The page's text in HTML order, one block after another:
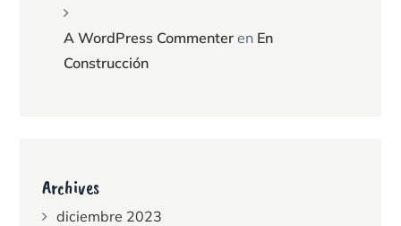
A WordPress Commenter en En
Construcción
Archives
diciembre 2023